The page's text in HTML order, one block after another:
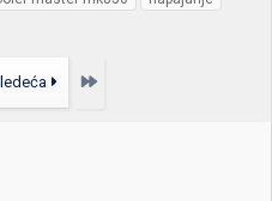
Poslednja